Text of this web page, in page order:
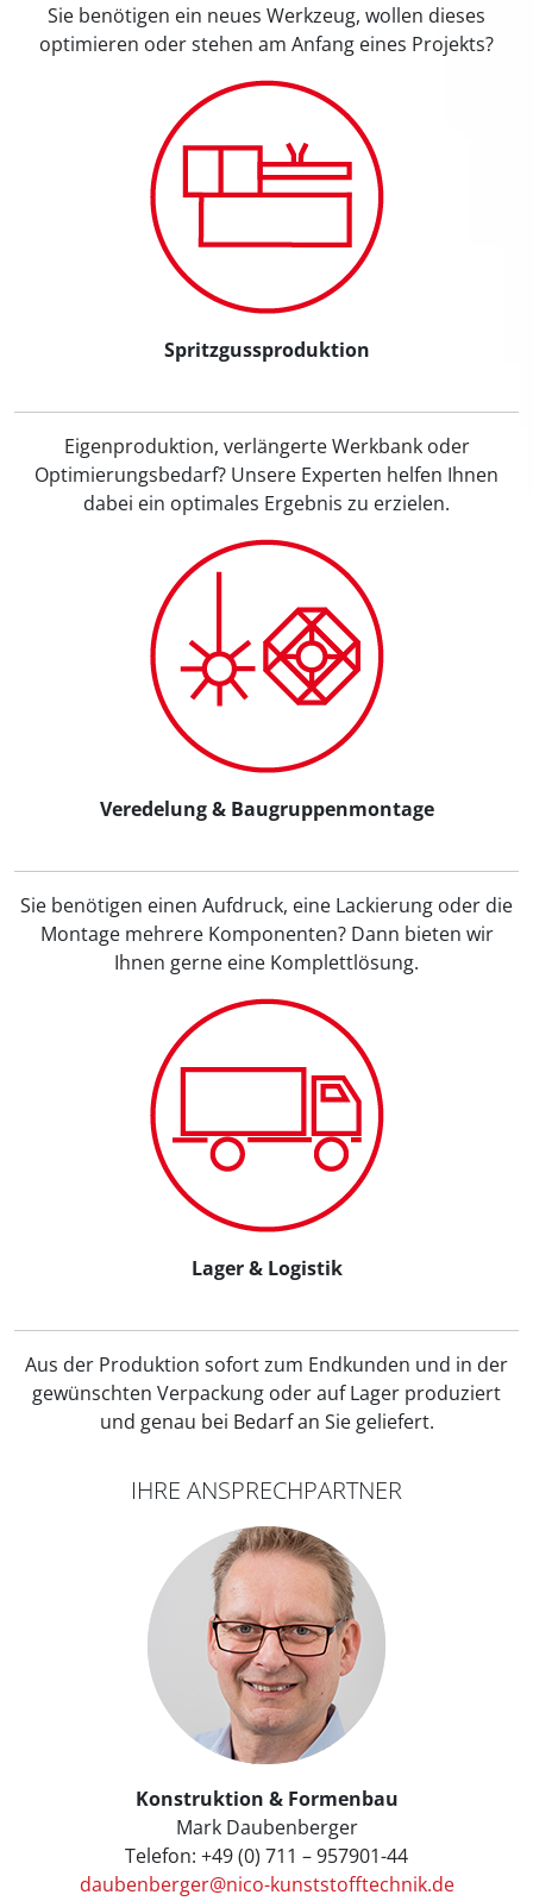
Sie benötigen ein neues Werkzeug, wollen dieses
optimieren oder stehen am Anfang eines Projekts?
Spritzgussproduktion
Eigenproduktion, verlängerte Werkbank oder
Optimierungsbedarf? Unsere Experten helfen Ihnen
dabei ein optimales Ergebnis zu erzielen.
Veredelung & Baugruppenmontage
Sie benötigen einen Aufdruck, eine Lackierung oder die
Montage mehrere Komponenten? Dann bieten wir
Ihnen gerne eine Komplettlösung.
Lager & Logistik
Aus der Produktion sofort zum Endkunden und in der
gewünschten Verpackung oder auf Lager produziert
und genau bei Bedarf an Sie geliefert.
IHRE ANSPRECHPARTNER
Konstruktion & Formenbau
Mark Daubenberger
Telefon: +49 (0) 711 – 957901-44
daubenberger@nico-kunststofftechnik.de